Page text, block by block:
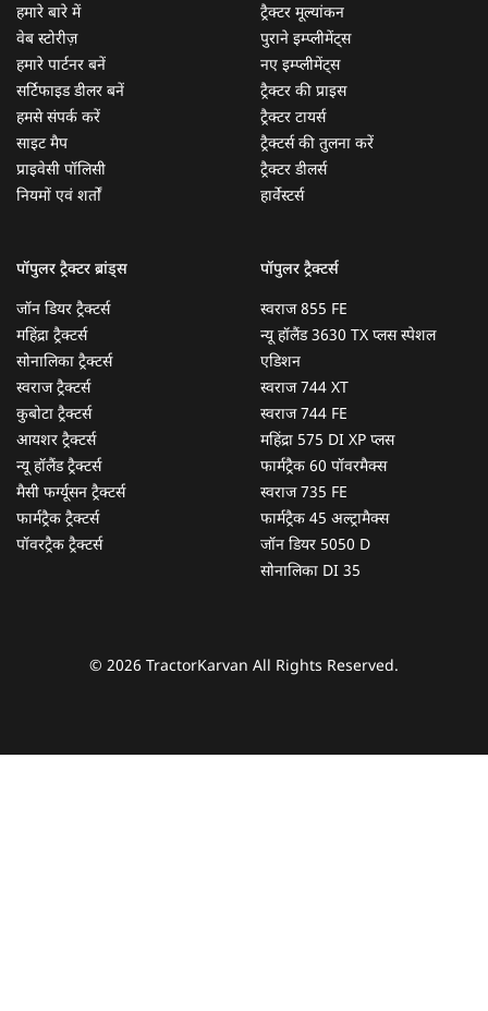
हमारे बारे में
वेब स्टोरीज़
हमारे पार्टनर बनें
सर्टिफाइड डीलर बनें
हमसे संपर्क करें
साइट मैप
प्राइवेसी पॉलिसी
नियमों एवं शर्तों
ट्रैक्टर मूल्यांकन
पुराने इम्प्लीमेंट्स
नए इम्प्लीमेंट्स
ट्रैक्टर की प्राइस
ट्रैक्टर टायर्स
ट्रैक्टर्स की तुलना करें
ट्रैक्टर डीलर्स
हार्वेस्टर्स
पॉपुलर ट्रैक्टर ब्रांड्स
जॉन डियर ट्रैक्टर्स
महिंद्रा ट्रैक्टर्स
सोनालिका ट्रैक्टर्स
स्वराज ट्रैक्टर्स
कुबोटा ट्रैक्टर्स
आयशर ट्रैक्टर्स
न्यू हॉलैंड ट्रैक्टर्स
मैसी फर्ग्यूसन ट्रैक्टर्स
फार्मट्रैक ट्रैक्टर्स
पॉवरट्रैक ट्रैक्टर्स
पॉपुलर ट्रैक्टर्स
स्वराज 855 FE
न्यू हॉलैंड 3630 TX प्लस स्पेशल
एडिशन
स्वराज 744 XT
स्वराज 744 FE
महिंद्रा 575 DI XP प्लस
फार्मट्रैक 60 पॉवरमैक्स
स्वराज 735 FE
फार्मट्रैक 45 अल्ट्रामैक्स
जॉन डियर 5050 D
सोनालिका DI 35
© 2026 TractorKarvan All Rights Reserved.